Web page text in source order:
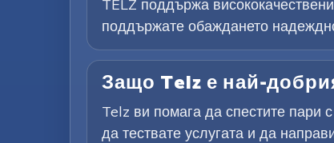
TELZ поддържа
поддържате обаждането
Защо Telz е най-
Telz ви помага да спестите пари
да тествате услугата и да